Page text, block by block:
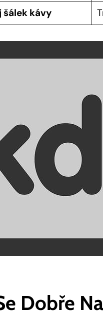
šálek kávy
Dobře